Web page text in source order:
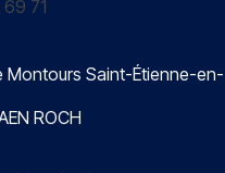
71
Montours Saint-Étienne-en-
ROCH